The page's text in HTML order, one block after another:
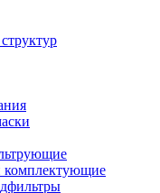
комплектующие